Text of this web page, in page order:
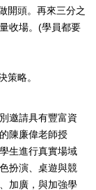
開頭。再來三分之
收場。(學員都要
策略。
邀請具有豐富資
陳廉偉老師授
生進行真實場域
扮演、桌遊與競
加廣，與加強學